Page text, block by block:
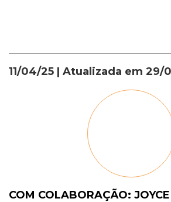
11/04/25 | Atualizada em 29/
COM COLABORAÇÃO: